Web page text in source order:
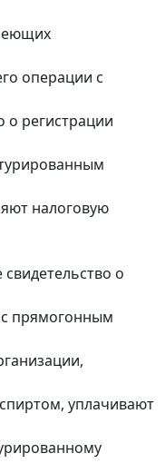
операции с
о регистрации
налоговую
о
прямогонным
уплачивают